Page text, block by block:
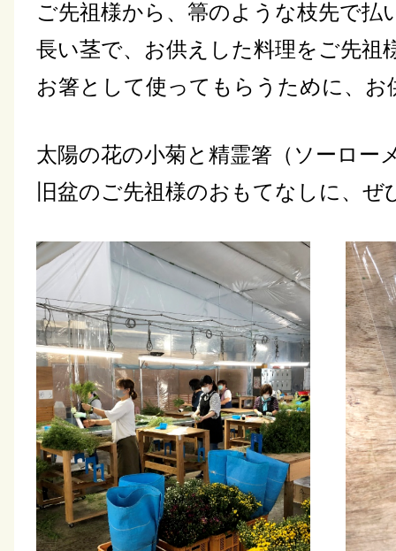
ご先祖様から、箒のような枝先で払
長い茎で、お供えした料理をご先祖
お箸として使ってもらうために、お
太陽の花の小菊と精霊箸（ソーロー
旧盆のご先祖様のおもてなしに、